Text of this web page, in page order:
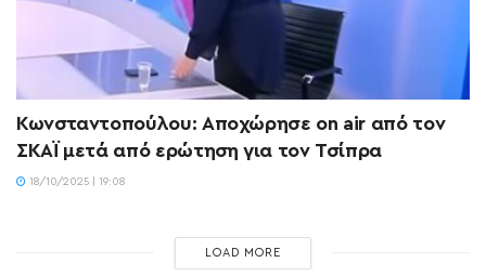
Κωνσταντοπούλου: Αποχώρησε on air από τον
ΣΚΑΪ μετά από ερώτηση για τον Τσίπρα
18/10/2025 | 19:08
LOAD MORE